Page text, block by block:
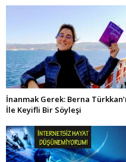
İnanmak Gerek: Berna Türkkan’ı
İle Keyifli Bir Söyleşi